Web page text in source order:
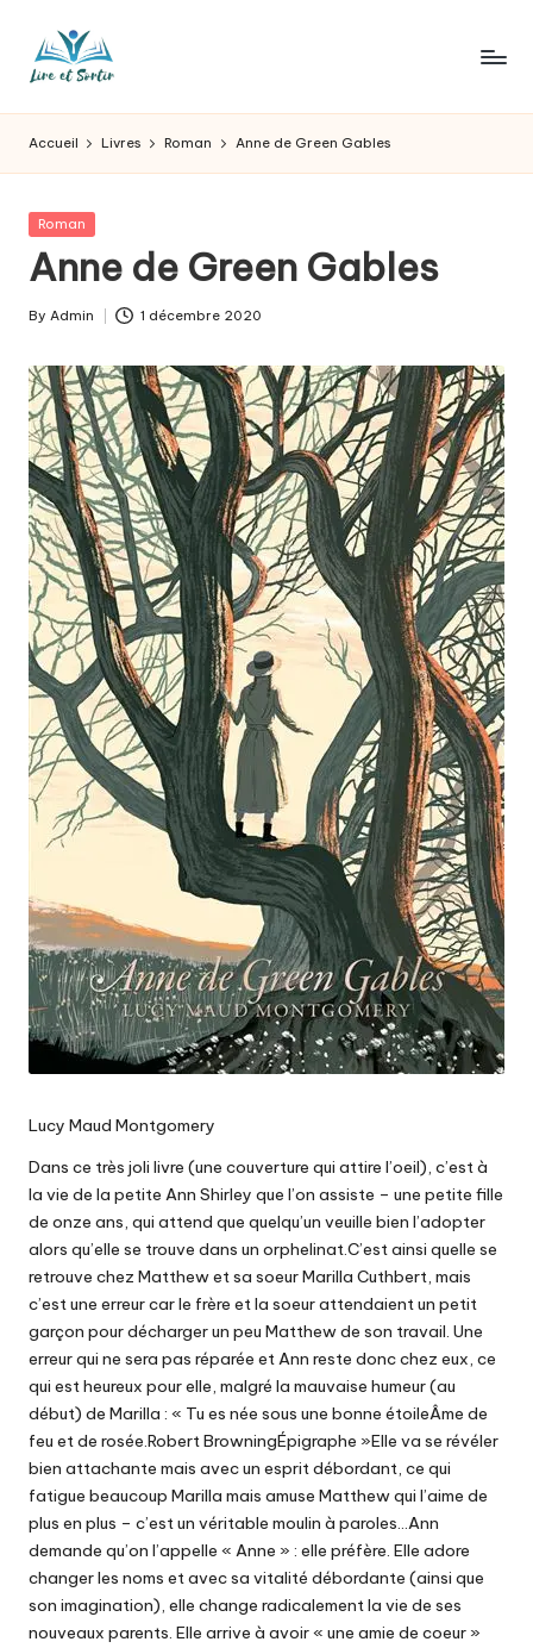
L
ir
e
e
t
s
o
r
t
ir
pour
les
goûts,
des
pour
les
jours.
Accueil Livres Roman Anne de Green Gables
Posted
Roman
Anne de Green Gables
Posted
By Admin 1 décembre 2020
Lucy Maud Montgomery
Dans ce très joli livre (une couverture qui attire l’oeil), c’est à
la vie de la petite Ann Shirley que l’on assiste – une petite fille
de onze ans, qui attend que quelqu’un veuille bien l’adopter
alors qu’elle se trouve dans un orphelinat.C’est ainsi quelle se
retrouve chez Matthew et sa soeur Marilla Cuthbert, mais
c’est une erreur car le frère et la soeur attendaient un petit
garçon pour décharger un peu Matthew de son travail. Une
erreur qui ne sera pas réparée et Ann reste donc chez eux, ce
qui est heureux pour elle, malgré la mauvaise humeur (au
début) de Marilla : « Tu es née sous une bonne étoileÂme de
feu et de rosée.Robert BrowningÉpigraphe »Elle va se révéler
bien attachante mais avec un esprit débordant, ce qui
fatigue beaucoup Marilla mais amuse Matthew qui l’aime de
plus en plus – c’est un véritable moulin à paroles…Ann
demande qu’on l’appelle « Anne » : elle préfère. Elle adore
changer les noms et avec sa vitalité débordante (ainsi que
son imagination), elle change radicalement la vie de ses
nouveaux parents. Elle arrive à avoir « une amie de coeur »